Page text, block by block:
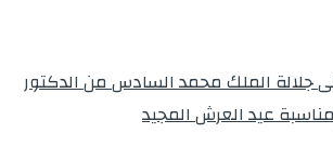
جلالة الملك محمد السادس من الدكتور
عيد العرش المجيد